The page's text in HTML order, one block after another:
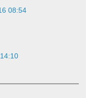
08:54